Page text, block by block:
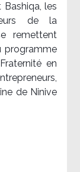
les
de la
remettent
programme
en
de Ninive